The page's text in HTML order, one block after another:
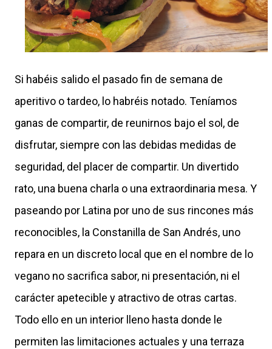
Si habéis salido el pasado fin de semana de
aperitivo o tardeo, lo habréis notado. Teníamos
ganas de compartir, de reunirnos bajo el sol, de
disfrutar, siempre con las debidas medidas de
seguridad, del placer de compartir. Un divertido
rato, una buena charla o una extraordinaria mesa. Y
paseando por Latina por uno de sus rincones más
reconocibles, la Constanilla de San Andrés, uno
repara en un discreto local que en el nombre de lo
vegano no sacrifica sabor, ni presentación, ni el
carácter apetecible y atractivo de otras cartas.
Todo ello en un interior lleno hasta donde le
permiten las limitaciones actuales y una terraza